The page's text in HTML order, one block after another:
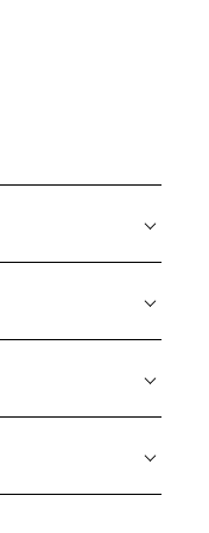
は高級感のある革風
なるフレームで
ので、
たい方へ